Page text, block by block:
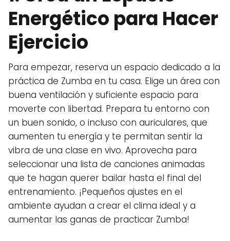
Energético para Hacer
Ejercicio
Para empezar, reserva un espacio dedicado a la
práctica de Zumba en tu casa. Elige un área con
buena ventilación y suficiente espacio para
moverte con libertad. Prepara tu entorno con
un buen sonido, o incluso con auriculares, que
aumenten tu energía y te permitan sentir la
vibra de una clase en vivo. Aprovecha para
seleccionar una lista de canciones animadas
que te hagan querer bailar hasta el final del
entrenamiento. ¡Pequeños ajustes en el
ambiente ayudan a crear el clima ideal y a
aumentar las ganas de practicar Zumba!